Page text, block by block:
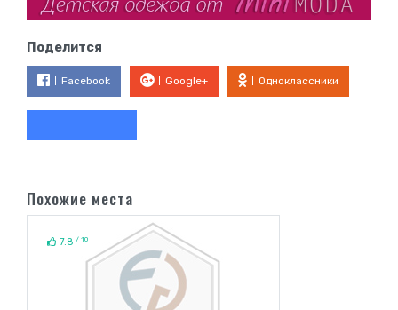
Поделится
Facebook Google+ Одноклассники
Похожие места
7.8 / 10